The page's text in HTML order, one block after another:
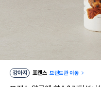
강아지 포켄스 브랜드관 이동